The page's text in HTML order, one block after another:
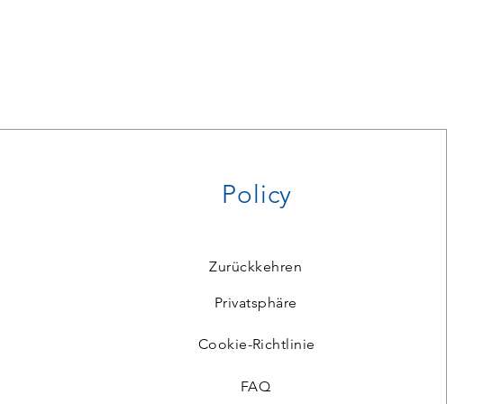
Policy
Zurückkehren
Privatsphäre
Cookie-Richtlinie
FAQ